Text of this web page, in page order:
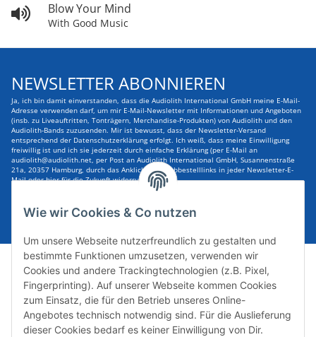
Wie wir Cookies & Co nutzen
Um unsere Webseite nutzerfreundlich zu gestalten und
bestimmte Funktionen umzusetzen, verwenden wir
Cookies und andere Trackingtechnologien (z.B. Pixel,
Fingerprinting). Auf unserer Webseite kommen Cookies
zum Einsatz, die für den Betrieb unseres Online-
Angebotes technisch notwendig sind. Für die Auslieferung
dieser Cookies bedarf es keiner Einwilligung von Dir.
Blow Your Mind
With Good Music
NEWSLETTER ABONNIEREN
Ja, ich bin damit einverstanden, dass die Audiolith International GmbH meine E-Mail-
Adresse verwenden darf, um mir E-Mail-Newsletter mit Informationen und Angeboten
(insb. zu Liveauftritten, Tonträgern, Merchandise-Produkten) von Audiolith und den
Audiolith-Bands zuzusenden. Mir ist bewusst, dass der Newsletter-Versand
entsprechend der Datenschutzerklärung erfolgt. Ich weiß, dass meine Einwilligung
freiwillig ist und ich sie jederzeit durch einfache Erklärung (per E-Mail an
audiolith@audiolith.net, per Post an Audiolith International GmbH, Susannenstraße
21a, 20357 Hamburg, durch das Anklicken des Abbestelllinks in jeder Newsletter-E-
Mail oder hier für die Zukunft widerrufen kann.